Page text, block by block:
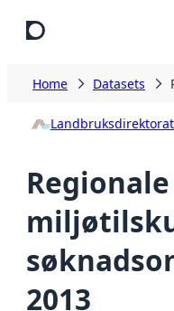
Home Datasets
Regionale
2013